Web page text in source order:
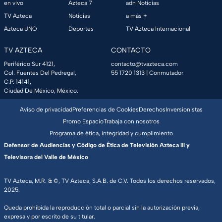
en vivo
TV Azteca
Azteca UNO
Azteca 7
Noticias
Deportes
adn Noticias
a más +
TV Azteca Internacional
TV AZTECA
Periférico Sur 4121,
Col. Fuentes Del Pedregal,
C.P. 14141,
Ciudad De México, México.
CONTACTO
contacto@tvazteca.com
55 1720 1313 | Conmutador
TV Azteca, M.R. & ©, TV Azteca, S.A.B. de C.V. Todos los derechos reservados,
2025.
Queda prohibida la reproducción total o parcial sin la autorización previa,
expresa y por escrito de su titular.
Aviso de privacidadPreferencias de CookiesDerechosInversionistas
Promo EspacioTrabaja con nosotros
Programa de ética, integridad y cumplimiento
Defensor de Audiencias y Código de Ética de Televisión Azteca III y
Televisora del Valle de México